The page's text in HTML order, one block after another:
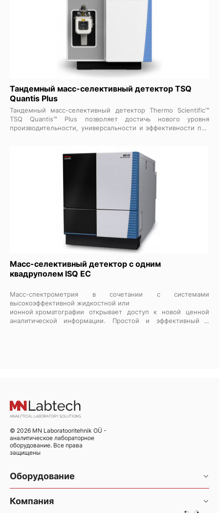
хроматографическими системами Thermo Scientific™ и
ведущим на рынке программным обеспечением, позволяет
пользователям любого уровня квалификации получать
воспроизводимые, высоко достоверные результаты,
отвечающие требованиям каждой лаборатории.
Тандемный масс-селективный детектор TSQ
Quantis Plus
Тандемный масс-селективный детектор Thermo Scientific™
TSQ Quantis™ Plus позволяет достичь нового уровня
производительности, универсальности и эффективности при
скорость сбора данных и чувствительность с проверенной
надежностью и безотказностью, обеспечивая уверенный
целевой скрининг и точное количественное определение
для приложений с интенсивной нагрузкой. Улучшенное
программное обеспечение для управления устройством,
интеграция базы данных соединений и предустановленные
шаблоны методов упрощают работу, позволяя пользователям
жидкостной хромато-масс-спектрометрической системы
любого уровня квалификации получать результаты с высокой
степенью достоверности.
Масс-селективный детектор с одним
квадруполем ISQ EС
Масс-спектрометрия в сочетании с системами
высокоэффективной жидкостной или
ионной хроматографии открывает доступ к новой ценной
аналитической информации. Простой и эффективный в
© 2026 MN Laboratooritehnik OÜ -
аналитическое лабораторное
оборудование. Все права
защищены
Оборудование
Хроматография и хромато-масс-спектрометрия
Компания